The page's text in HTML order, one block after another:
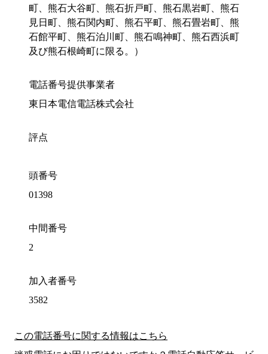
町、熊石大谷町、熊石折戸町、熊石黒岩町、熊石
見日町、熊石関内町、熊石平町、熊石畳岩町、熊
石館平町、熊石泊川町、熊石鳴神町、熊石西浜町
及び熊石根崎町に限る。）
電話番号提供事業者
東日本電信電話株式会社
評点
頭番号
01398
中間番号
2
加入者番号
3582
この電話番号に関する情報はこちら